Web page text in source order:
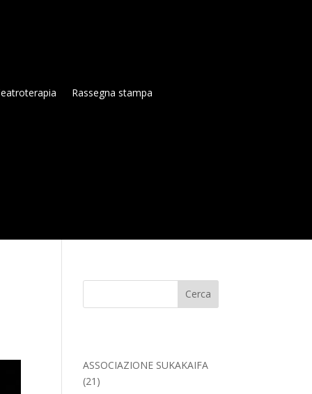
Rassegna stampa
Cerca
ASSOCIAZIONE SUKAKAIFA
(21)